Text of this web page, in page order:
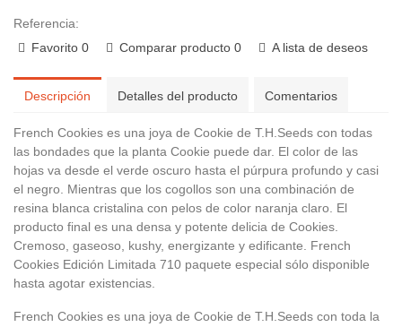
Referencia:
Favorito 0 Comparar producto 0 A lista de deseos
Descripción Detalles del producto Comentarios
French Cookies es una joya de Cookie de T.H.Seeds con todas
las bondades que la planta Cookie puede dar. El color de las
hojas va desde el verde oscuro hasta el púrpura profundo y casi
el negro. Mientras que los cogollos son una combinación de
resina blanca cristalina con pelos de color naranja claro. El
producto final es una densa y potente delicia de Cookies.
Cremoso, gaseoso, kushy, energizante y edificante. French
Cookies Edición Limitada 710 paquete especial sólo disponible
hasta agotar existencias.
French Cookies es una joya de Cookie de T.H.Seeds con toda la